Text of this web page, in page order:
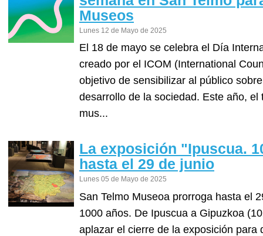
Museos
Lunes 12 de Mayo de 2025
El 18 de mayo se celebra el Día
creado por el ICOM (International
objetivo de sensibilizar al público
desarrollo de la sociedad. Este año,
mus...
La exposición "Ipuscua.
hasta el 29 de junio
Lunes 05 de Mayo de 2025
San Telmo Museoa prorroga hasta el
1000 años. De Ipuscua a Gipuzkoa
aplazar el cierre de la exposición para